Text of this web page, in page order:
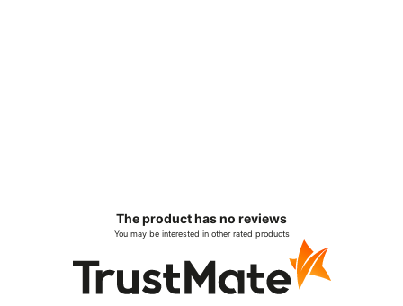
The product has no reviews
You may be interested in other rated products